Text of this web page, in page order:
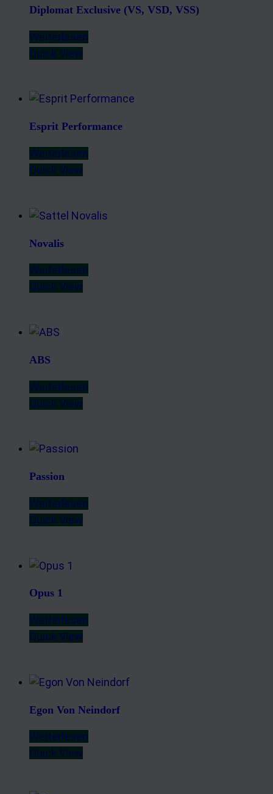
Diplomat Exclusive (VS, VSD, VSS)
Weiterlesen
Quick View
Esprit Performance
Weiterlesen
Quick View
Novalis
Weiterlesen
Quick View
ABS
Weiterlesen
Quick View
Passion
Weiterlesen
Quick View
Opus 1
Weiterlesen
Quick View
Egon Von Neindorf
Weiterlesen
Quick View